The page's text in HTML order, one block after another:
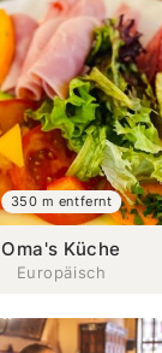
Oma's Küche
Europäisch
350 m entfernt